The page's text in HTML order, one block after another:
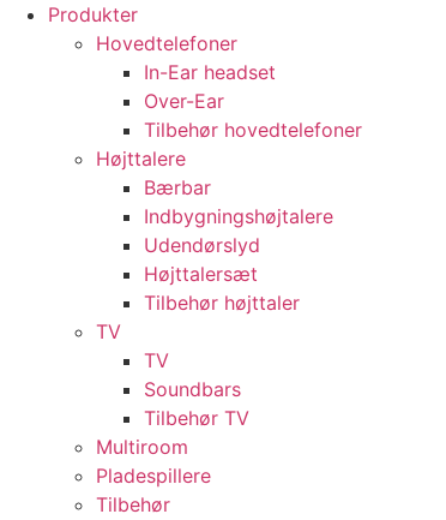
VidereProdukter
Hovedtelefoner
In-Ear headset
Over-Ear
Tilbehør hovedtelefoner
Højttalere
Bærbar
Indbygningshøjtalere
Udendørslyd
Højttalersæt
Tilbehør højttaler
TV
TV
Soundbars
Tilbehør TV
Multiroom
Pladespillere
Tilbehør